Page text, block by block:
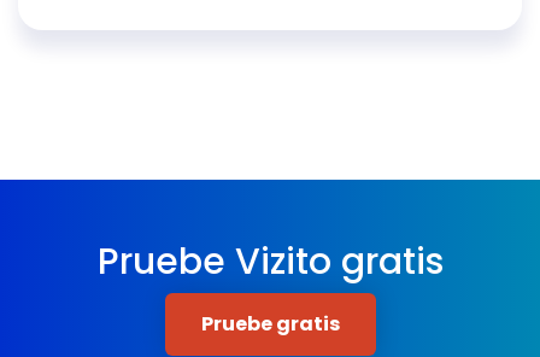
Pruebe Vizito gratis
Pruebe gratis